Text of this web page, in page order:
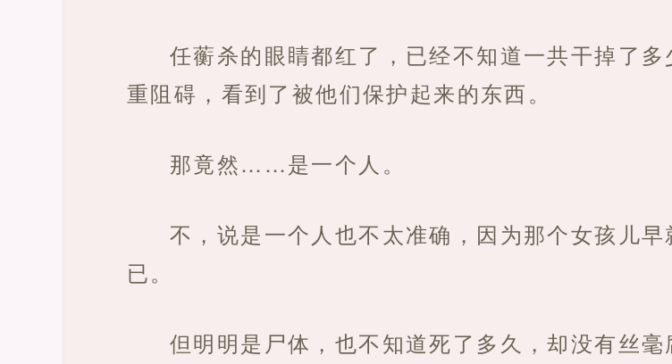
任蘅杀的眼睛都红了，已经不知道一共干掉了
重阻碍，看到了被他们保护起来的东西。
那竟然……是一个人。
不，说是一个人也不太准确，因为那个女孩儿
已。
但明明是尸体，也不知道死了多久，却没有丝